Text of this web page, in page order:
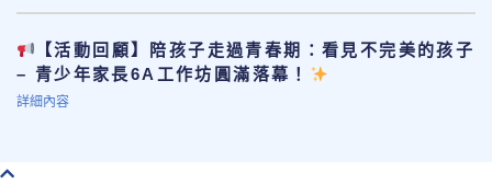
【活動回顧】陪孩子走過青春期：看見不完美的孩子
– 青少年家長6A工作坊圓滿落幕！
詳細內容